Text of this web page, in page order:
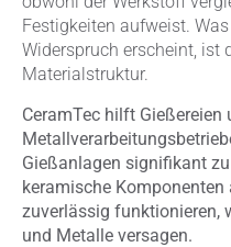
Festigkeiten aufweist.
Widerspruch erscheint, ist
Materialstruktur.
CeramTec hilft Gießereien
Gießanlagen signifikant
keramische Komponenten
zuverlässig funktionieren,
und Metalle versagen.